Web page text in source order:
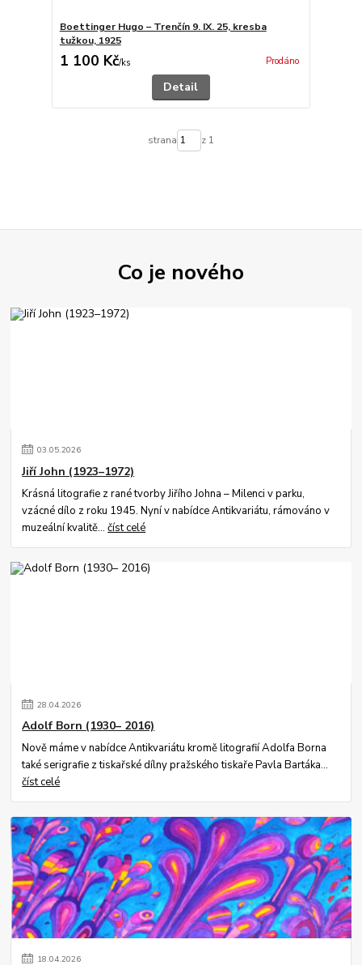
Boettinger Hugo – Trenčín 9. IX. 25, kresba
tužkou, 1925
1 100 Kč/ks Prodáno
Detail
strana z 1
Co je nového
03.05.2026
Jiří John (1923–1972)
Krásná litografie z rané tvorby Jiřího Johna – Milenci v parku,
vzácné dílo z roku 1945. Nyní v nabídce Antikvariátu, rámováno v
muzeální kvalitě...číst celé
28.04.2026
Adolf Born (1930– 2016)
Nově máme v nabídce Antikvariátu kromě litografií Adolfa Borna
také serigrafie z tiskařské dílny pražského tiskaře Pavla Bartáka...
číst celé
18.04.2026